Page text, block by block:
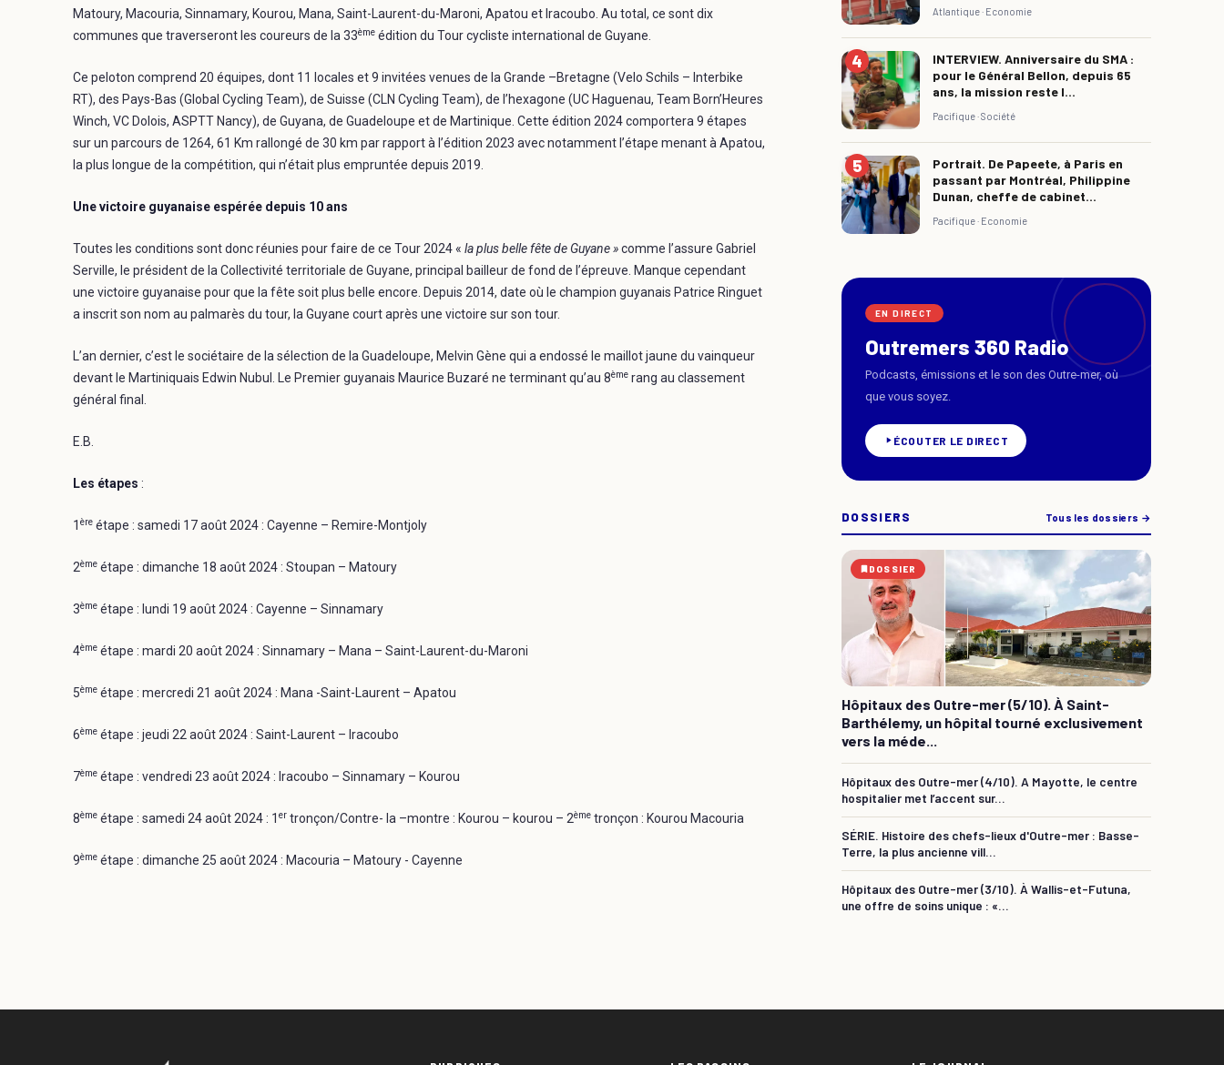
Matoury, Macouria, Sinnamary, Kourou, Mana, Saint-Laurent-du-Maroni, Apatou et Iracoubo. Au total, ce sont dix
communes que traverseront les coureurs de la 33ème édition du Tour cycliste international de Guyane.
Ce peloton comprend 20 équipes, dont 11 locales et 9 invitées venues de la Grande –Bretagne (Velo Schils – Interbike
RT), des Pays-Bas (Global Cycling Team), de Suisse (CLN Cycling Team), de l’hexagone (UC Haguenau, Team Born’Heures
Winch, VC Dolois, ASPTT Nancy), de Guyana, de Guadeloupe et de Martinique. Cette édition 2024 comportera 9 étapes
sur un parcours de 1264, 61 Km rallongé de 30 km par rapport à l’édition 2023 avec notamment l’étape menant à Apatou,
la plus longue de la compétition, qui n’était plus empruntée depuis 2019.
Une victoire guyanaise espérée depuis 10 ans
Toutes les conditions sont donc réunies pour faire de ce Tour 2024 « la plus belle fête de Guyane »comme l’assure Gabriel
Serville, le président de la Collectivité territoriale de Guyane, principal bailleur de fond de l’épreuve. Manque cependant
une victoire guyanaise pour que la fête soit plus belle encore. Depuis 2014, date où le champion guyanais Patrice Ringuet
a inscrit son nom au palmarès du tour, la Guyane court après une victoire sur son tour.
L’an dernier, c’est le sociétaire de la sélection de la Guadeloupe, Melvin Gène qui a endossé le maillot jaune du vainqueur
devant le Martiniquais Edwin Nubul. Le Premier guyanais Maurice Buzaré ne terminant qu’au 8ème rang au classement
général final.
E.B.
Les étapes :
1 ère étape : samedi 17 août 2024 : Cayenne – Remire-Montjoly
2ème étape : dimanche 18 août 2024 : Stoupan – Matoury
3ème étape : lundi 19 août 2024 : Cayenne – Sinnamary
4ème étape : mardi 20 août 2024 : Sinnamary – Mana – Saint-Laurent-du-Maroni
5ème étape : mercredi 21 août 2024 : Mana -Saint-Laurent – Apatou
6ème étape : jeudi 22 août 2024 : Saint-Laurent – Iracoubo
7ème étape : vendredi 23 août 2024 : Iracoubo – Sinnamary – Kourou
8ème étape : samedi 24 août 2024 : 1 er tronçon/Contre- la –montre : Kourou – kourou – 2ème tronçon : Kourou Macouria
9ème étape : dimanche 25 août 2024 : Macouria – Matoury - Cayenne
Atlantique · Economie
INTERVIEW. Anniversaire du SMA :
pour le Général Bellon, depuis 65
ans, la mission reste l...
Pacifique ·Société
Portrait. De Papeete, à Paris en
passant par Montréal, Philippine
Dunan, cheffe de cabinet...
Pacifique · Economie
EN DIRECT
Outremers 360 Radio
Podcasts, émissions et le son des Outre-mer, où
que vous soyez.
ÉCOUTER LE DIRECT
DOSSIERS Tous les dossiers →
DOSSIER
Hôpitaux des Outre-mer (5/10). À Saint-
Barthélemy, un hôpital tourné exclusivement
vers la méde...
Hôpitaux des Outre-mer (4/10). A Mayotte, le centre
hospitalier met l’accent sur...
SÉRIE. Histoire des chefs-lieux d'Outre-mer : Basse-
Terre, la plus ancienne vill...
Hôpitaux des Outre-mer (3/10). À Wallis-et-Futuna,
une offre de soins unique : «...